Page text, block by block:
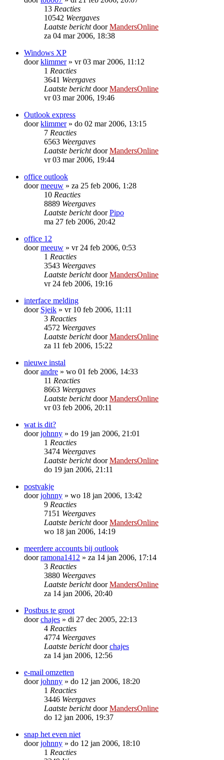
13 Reacties
10542 Weergaves
Laatste berichtdoorMandersOnline
za 04 mar 2006, 18:38
Windows XP
doorklimmer» vr 03 mar 2006, 11:12
1 Reacties
3641 Weergaves
Laatste berichtdoorMandersOnline
vr 03 mar 2006, 19:46
Outlook express
doorklimmer» do 02 mar 2006, 13:15
7 Reacties
6563 Weergaves
Laatste berichtdoorMandersOnline
vr 03 mar 2006, 19:44
office outlook
doormeeuw » za 25 feb 2006, 1:28
10 Reacties
8889 Weergaves
Laatste berichtdoorPipo
ma 27 feb 2006, 20:42
office 12
doormeeuw » vr 24 feb 2006, 0:53
1 Reacties
3543 Weergaves
Laatste berichtdoorMandersOnline
vr 24 feb 2006, 19:16
interface melding
door Sjeik » vr 10 feb 2006, 11:11
3 Reacties
4572 Weergaves
Laatste berichtdoorMandersOnline
za 11 feb 2006, 15:22
nieuwe instal
doorandre » wo 01 feb 2006, 14:33
11 Reacties
8663 Weergaves
Laatste berichtdoorMandersOnline
vr 03 feb 2006, 20:11
wat is dit?
doorjohnny » do 19 jan 2006, 21:01
1 Reacties
3474 Weergaves
Laatste berichtdoorMandersOnline
do 19 jan 2006, 21:11
postvakje
doorjohnny » wo 18 jan 2006, 13:42
9 Reacties
7151 Weergaves
Laatste berichtdoorMandersOnline
wo 18 jan 2006, 14:19
meerdere accounts bij outlook
doorramona1412 » za 14 jan 2006, 17:14
3 Reacties
3880 Weergaves
Laatste berichtdoorMandersOnline
za 14 jan 2006, 20:40
Postbus te groot
doorchajes » di 27 dec 2005, 22:13
4 Reacties
4774 Weergaves
Laatste berichtdoorchajes
za 14 jan 2006, 12:56
e-mail omzetten
doorjohnny » do 12 jan 2006, 18:20
1 Reacties
3446 Weergaves
Laatste berichtdoorMandersOnline
do 12 jan 2006, 19:37
snap het even niet
doorjohnny » do 12 jan 2006, 18:10
1 Reacties